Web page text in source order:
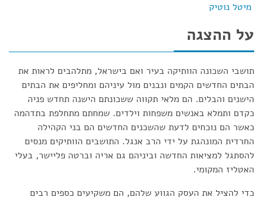
מיטל נוטיק
על ההצגה
תושבי השכונה הוותיקה בעיר ואם בישראל, מתלהבים לראות את
הבתים החדשים הקמים ונבנים מול עיניהם ומחליפים את הבתים
הישנים והבלים. הם מלאי תקווה ששכונתם הישנה תחדש פניה
כקדם ותמלא באנשים משפחות וילדים. שמחתם מתחלפת בתדהמה
כאשר הם נוכחים לדעת שהשכנים החדשים הם בני הקהילה
החרדית המונהגת על ידי הרב אנגל. התושבים הוותיקים מנסים
להסתגל למציאות החדשה וביניהם גם אריה וברטה פליישר, בעלי
האטליז המקומי.
כדי להציל את העסק הגווע שלהם, הם משקיעים כספים רבים